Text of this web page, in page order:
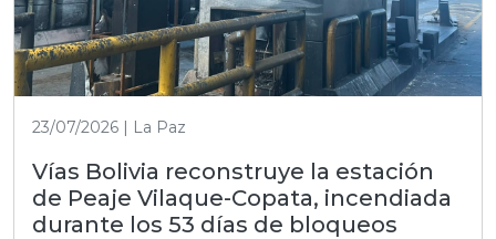
23/07/2026 | La Paz
Vías Bolivia reconstruye la estación
de Peaje Vilaque-Copata, incendiada
durante los 53 días de bloqueos